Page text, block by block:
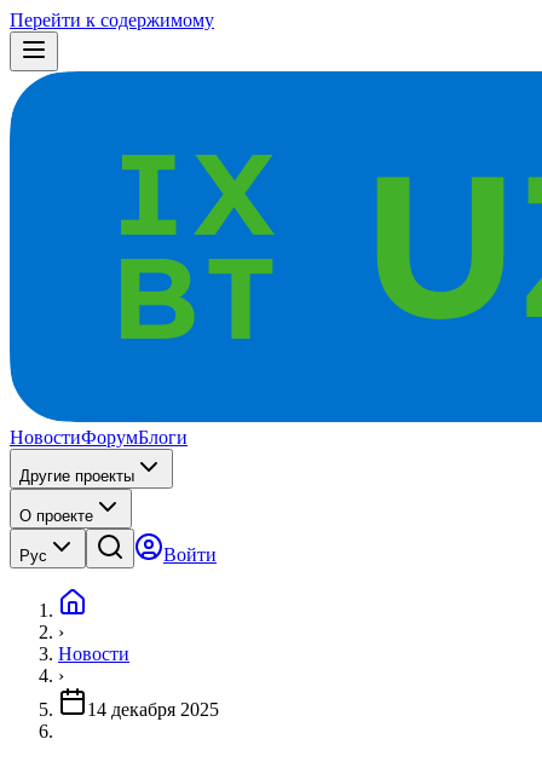
Перейти к содержимому
НовостиФорумБлоги
Другие проекты
О проекте
Рус Войти
›
Новости
›
14 декабря 2025